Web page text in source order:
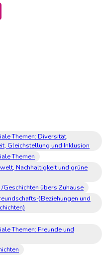
Themen: Diversität,
Gleichstellung und Inklusion
Themen
Nachhaltigkeit und grüne
Geschichten übers Zuhause
)Beziehungen und
Themen: Freunde und